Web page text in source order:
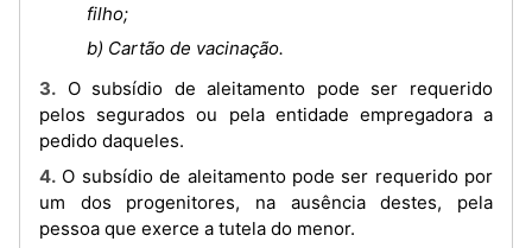
filho;
b) Cartão de vacinação.
3. O subsídio de aleitamento pode ser requerido
pelos segurados ou pela entidade empregadora a
pedido daqueles.
4. O subsídio de aleitamento pode ser requerido por
um dos progenitores, na ausência destes, pela
pessoa que exerce a tutela do menor.